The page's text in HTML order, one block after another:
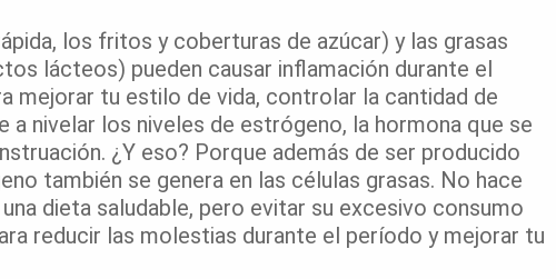
los fritos y coberturas de azúcar) y las grasas
lácteos) pueden causar inflamación durante el
mejorar tu estilo de vida, controlar la cantidad de
a nivelar los niveles de estrógeno, la hormona que se
¿Y eso? Porque además de ser producido
también se genera en las células grasas. No hace
dieta saludable, pero evitar su excesivo consumo
reducir las molestias durante el período y mejorar tu